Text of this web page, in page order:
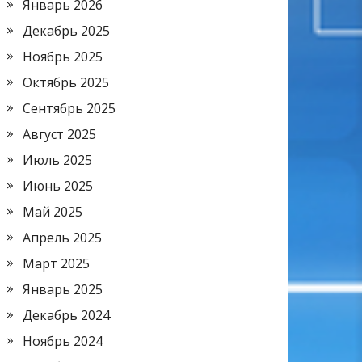
Январь 2026
Декабрь 2025
Ноябрь 2025
Октябрь 2025
Сентябрь 2025
Август 2025
Июль 2025
Июнь 2025
Май 2025
Апрель 2025
Март 2025
Январь 2025
Декабрь 2024
Ноябрь 2024